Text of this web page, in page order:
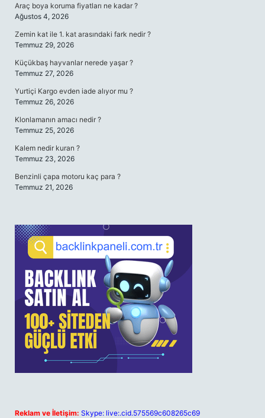
Araç boya koruma fiyatları ne kadar ?
Ağustos 4, 2026
Zemin kat ile 1. kat arasındaki fark nedir ?
Temmuz 29, 2026
Küçükbaş hayvanlar nerede yaşar ?
Temmuz 27, 2026
Yurtiçi Kargo evden iade alıyor mu ?
Temmuz 26, 2026
Klonlamanın amacı nedir ?
Temmuz 25, 2026
Kalem nedir kuran ?
Temmuz 23, 2026
Benzinli çapa motoru kaç para ?
Temmuz 21, 2026
Reklam ve İletişim: Skype: live:.cid.575569c608265c69